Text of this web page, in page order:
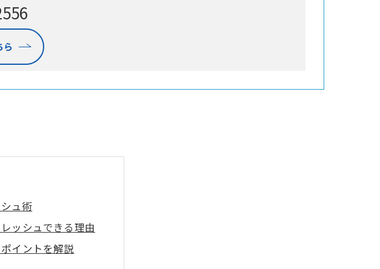
ら
ュ術
ッシュできる理由
イントを解説